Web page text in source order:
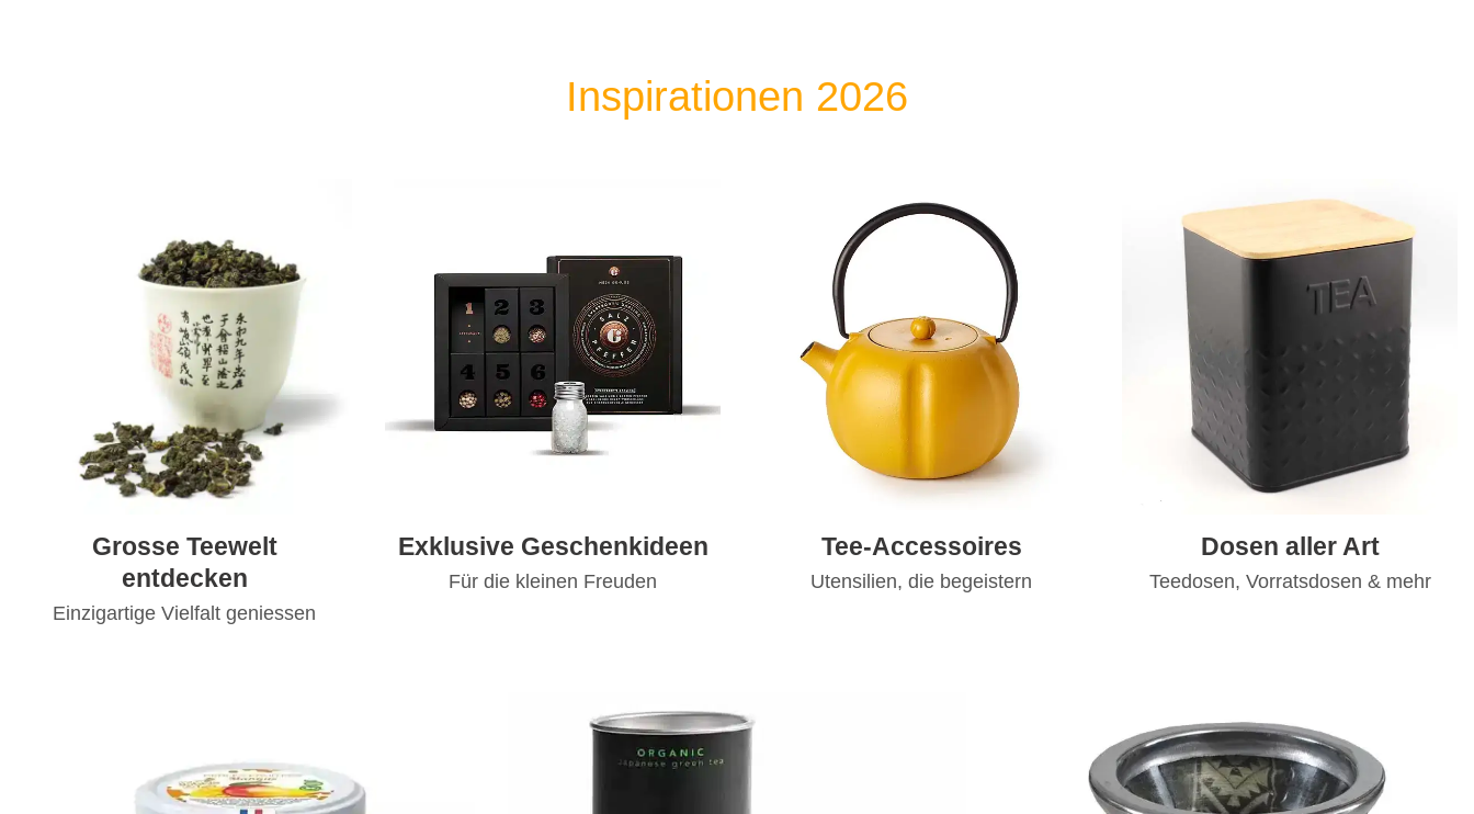
Inspirationen 2026
Grosse Teewelt
entdecken
Einzigartige Vielfalt geniessen
Exklusive Geschenkideen
Für die kleinen Freuden
Tee-Accessoires
Utensilien, die begeistern
Dosen aller Art
Teedosen, Vorratsdosen & mehr